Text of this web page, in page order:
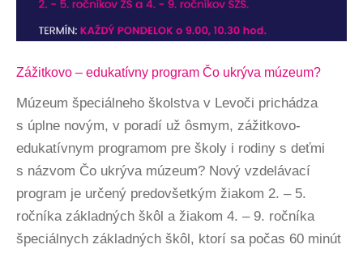
Zážitkovo – edukatívny program Čo ukrýva múzeum?
Múzeum špeciálneho školstva v Levoči prichádza
s úplne novým, v poradí už ôsmym, zážitkovo-
edukatívnym programom pre školy i rodiny s deťmi
s názvom Čo ukrýva múzeum? Nový vzdelávací
program je určený predovšetkým žiakom 2. – 5.
ročníka základných škôl a žiakom 4. – 9. ročníka
špeciálnych základných škôl, ktorí sa počas 60 minút